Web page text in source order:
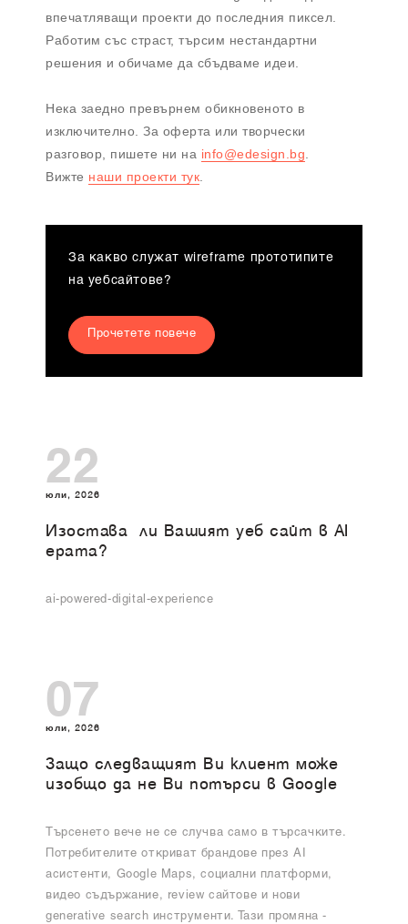
впечатляващи проекти до последния пиксел.
Работим със страст, търсим нестандартни
решения и обичаме да сбъдваме идеи.
Нека заедно превърнем обикновеното в
изключително. За оферта или творчески
разговор, пишете ни на info@edesign.bg
Вижте наши проекти тук
За какво служат wireframe прототипите
на уебсайтове?
Прочетете повече
22
юли, 2026
Изоставa ли Вашият уеб сайт в AI
ерата?
ai-powered-digital-experience
07
юли, 2026
Защо следващият Ви клиент може
изобщо да не Ви потърси в Google
Търсенето вече не се случва само в търсачките.
Потребителите откриват брандове през AI
асистенти, Google Maps, социални платформи,
видео съдържание, review сайтове и нови
generative search инструменти. Тази промяна -